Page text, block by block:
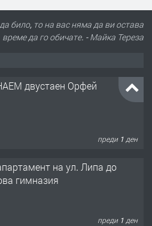
било, то на вас няма да ви остава
време да го обичате. - Майка Тереза
двустаен Орфей
преди 1 ден
на ул. Липа до
гимназия
преди 1 ден